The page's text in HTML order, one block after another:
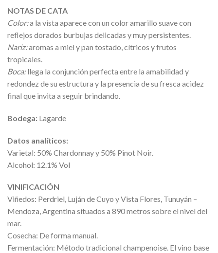
NOTAS DE CATA
Color:a la vista aparece con un color amarillo suave con
reflejos dorados burbujas delicadas y muy persistentes.
Nariz:aromas a miel y pan tostado, cítricos y frutos
tropicales.
Boca:llega la conjunción perfecta entre la amabilidad y
redondez de su estructura y la presencia de su fresca acidez
final que invita a seguir brindando.
Bodega: Lagarde
Datos analíticos:
Varietal: 50% Chardonnay y 50% Pinot Noir.
Alcohol: 12.1% Vol
VINIFICACIÓN
Viñedos: Perdriel, Luján de Cuyo y Vista Flores, Tunuyán –
Mendoza, Argentina situados a 890 metros sobre el nivel del
mar.
Cosecha: De forma manual.
Fermentación: Método tradicional champenoise. El vino base